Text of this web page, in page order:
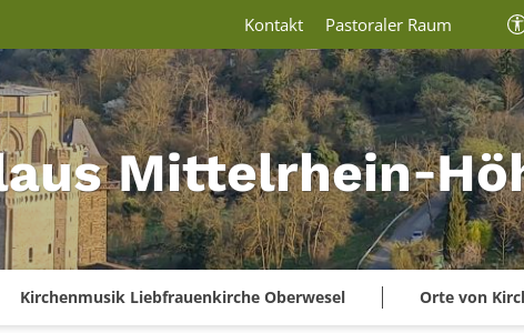
Kirchenmusik Liebfrauenkirche Oberwesel Orte von
Kontakt Pastoraler Raum